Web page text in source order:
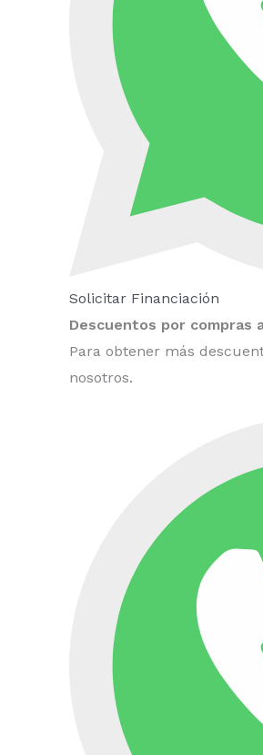
Solicitar Financiación
Descuentos por compras
Para obtener más
nosotros.